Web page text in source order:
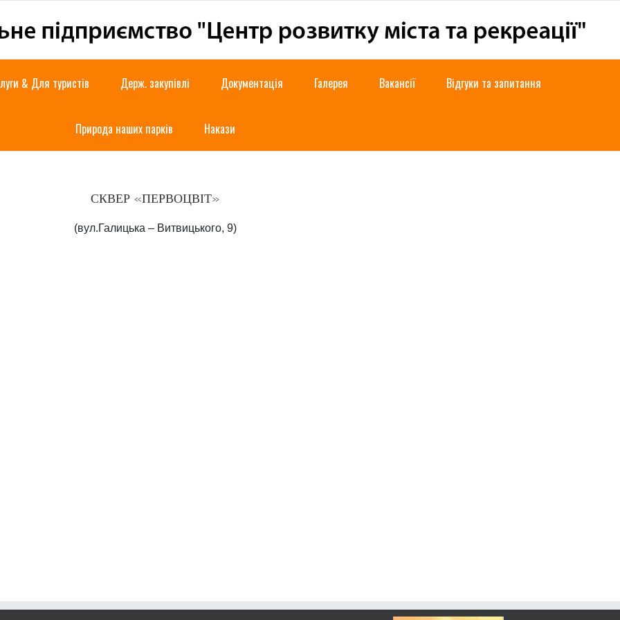
& Для туристів Держ. закупівлі Документація Галерея Вакансії Відгуки та запитання
Природа наших парків Накази
СКВЕР «ПЕРВОЦВІТ»
(вул.Галицька – Витвицького, 9)